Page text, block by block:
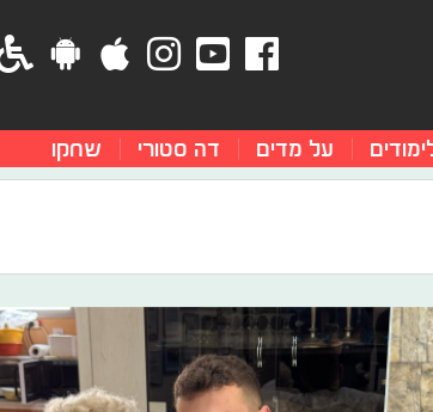
על מדים דה סטורי שחקו